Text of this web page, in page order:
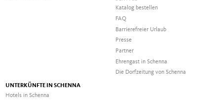
Katalog bestellen
FAQ
Barrierefreier Urlaub
Presse
Partner
Ehrengast in Schenna
Die Dorfzeitung von Schenna
UNTERKÜNFTE IN SCHENNA
Hotels in Schenna